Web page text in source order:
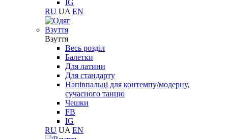
IG
RU UA EN
Взуття
Взуття
Весь розділ
Балетки
Для латини
Для стандарту
Напівпальці для контемпу/модерну,
сучасного танцю
Чешки
FB
IG
RU UA EN